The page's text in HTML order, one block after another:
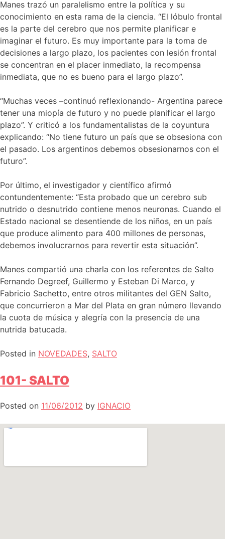
Manes trazó un paralelismo entre la política y su
conocimiento en esta rama de la ciencia. “El lóbulo frontal
es la parte del cerebro que nos permite planificar e
imaginar el futuro. Es muy importante para la toma de
decisiones a largo plazo, los pacientes con lesión frontal
se concentran en el placer inmediato, la recompensa
inmediata, que no es bueno para el largo plazo”.
“Muchas veces –continuó reflexionando- Argentina parece
tener una miopía de futuro y no puede planificar el largo
plazo”. Y criticó a los fundamentalistas de la coyuntura
explicando: “No tiene futuro un país que se obsesiona con
el pasado. Los argentinos debemos obsesionarnos con el
futuro”.
Por último, el investigador y científico afirmó
contundentemente: “Esta probado que un cerebro sub
nutrido o desnutrido contiene menos neuronas. Cuando el
Estado nacional se desentiende de los niños, en un país
que produce alimento para 400 millones de personas,
debemos involucrarnos para revertir esta situación”.
Manes compartió una charla con los referentes de Salto
Fernando Degreef, Guillermo y Esteban Di Marco, y
Fabricio Sachetto, entre otros militantes del GEN Salto,
que concurrieron a Mar del Plata en gran número llevando
la cuota de música y alegría con la presencia de una
nutrida batucada.
Posted in NOVEDADES, SALTO
101- SALTO
Posted on 11/06/2012 by IGNACIO